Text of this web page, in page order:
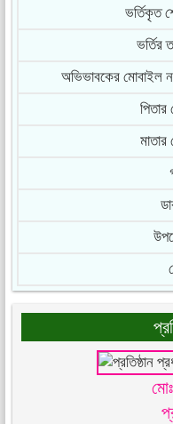
ভর্তিকৃত
ভর্তির
অভিভাবকের মোবাইল
পিতার
মাতার